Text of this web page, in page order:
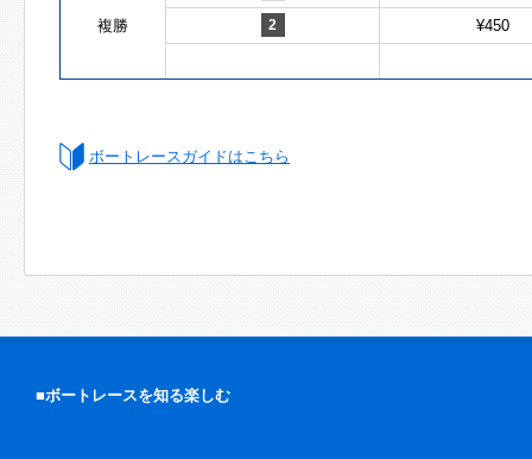
複勝 2 ¥450
ボートレースガイドはこちら
■ボートレースを知る楽しむ